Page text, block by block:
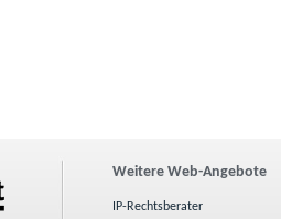
Weitere Web-Angebote
IP-Rechtsberater